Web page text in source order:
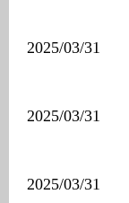
2025/03/31
2025/03/31
2025/03/31